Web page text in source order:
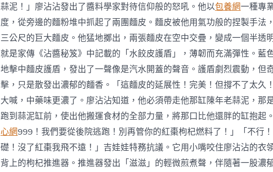
蒜泥！」廖沾沾發出了醬料學家對待信仰般的怒吼。他以包養網一種專
度，從旁邊的麵粉堆中抓起了兩團麵皮。麵皮被他用氣功般的捏製手法
三公尺的巨大麵皮。他猛地擲出，兩張麵皮在空中交疊，變成一個半透
就是家傳《沾醬秘笈》中記載的「水餃皮護盾」，薄韌而充滿彈性。藍
地擊中麵皮護盾，發出了一聲像是汽水開蓋的聲音。護盾劇烈震動，但
擊，只是散發出濃郁的麵香。「這麵皮的延展性！完美！但撐不了太久
大喊，中藥味更濃了。廖沾沾知道，他必須帶走他那缸陳年老蒜泥，那
跑到蒜泥缸前，使出他搬運食材的全部力量，將那口比他還胖的缸抱起
心網999！我們要從後院逃跑！別再管你的紅棗枸杞燃料了！」「不行
礎！沒了紅棗我飛不遠！」吉娃娃特務抗議。它用小嘴咬住廖沾沾的衣
背上的枸杞推進器。推進器發出「滋滋」的輕微煎煮聲，伴隨著一股濃